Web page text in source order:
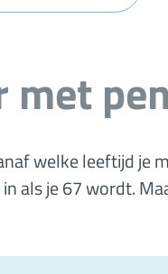
met
welke leeftijd je
als je 67 wordt.